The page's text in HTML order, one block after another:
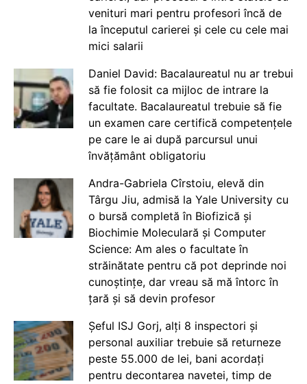
venituri mari pentru profesori încă de
la începutul carierei și cele cu cele mai
mici salarii
Daniel David: Bacalaureatul nu ar trebui
să fie folosit ca mijloc de intrare la
facultate. Bacalaureatul trebuie să fie
un examen care certifică competențele
pe care le ai după parcursul unui
învățământ obligatoriu
Andra-Gabriela Cîrstoiu, elevă din
Târgu Jiu, admisă la Yale University cu
o bursă completă în Biofizică și
Biochimie Moleculară și Computer
Science: Am ales o facultate în
străinătate pentru că pot deprinde noi
cunoștințe, dar vreau să mă întorc în
țară și să devin profesor
Șeful ISJ Gorj, alți 8 inspectori și
personal auxiliar trebuie să returneze
peste 55.000 de lei, bani acordați
pentru decontarea navetei, timp de